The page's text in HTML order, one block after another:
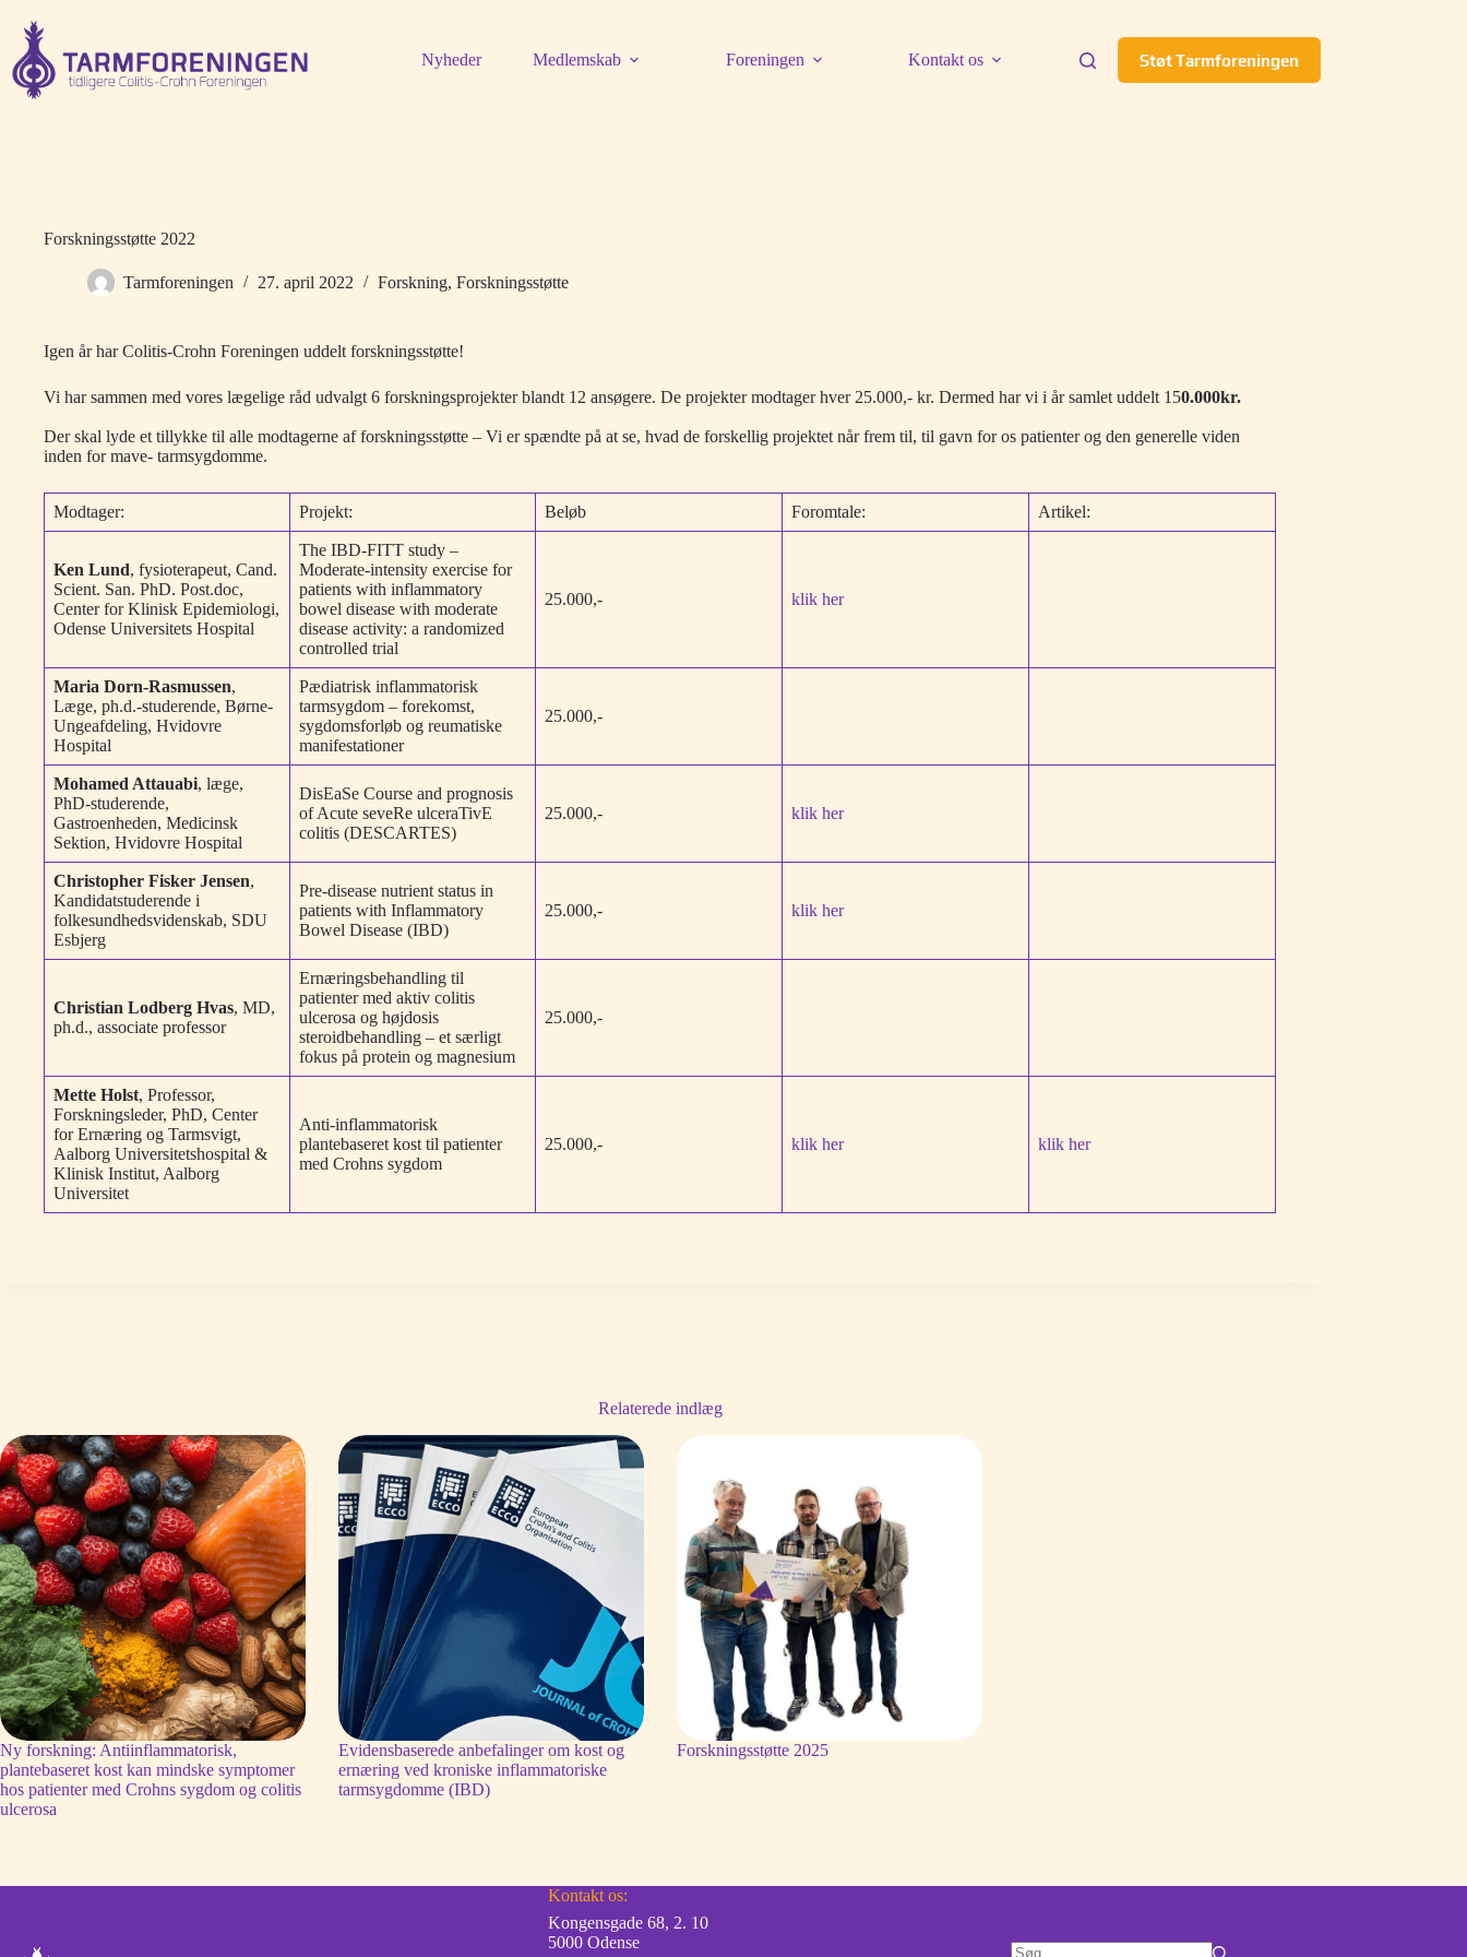
indhold
Nyheder Medlemskab Foreningen Kontakt os Støt Tarmforeningen
Forskningsstøtte 2022
Tarmforeningen 27. april 2022 Forskning, Forskningsstøtte
Igen år har Colitis-Crohn Foreningen uddelt forskningsstøtte!
Vi har sammen med vores lægelige råd udvalgt 6 forskningsprojekter blandt 12 ansøgere. De projekter modtager hver 25.000,- kr. Dermed har vi i år samlet uddelt 150.000kr.
Der skal lyde et tillykke til alle modtagerne af forskningsstøtte – Vi er spændte på at se, hvad de forskellig projektet når frem til, til gavn for os patienter og den generelle viden
inden for mave- tarmsygdomme.
Modtager: Projekt: Beløb Foromtale: Artikel:
Ken Lund, fysioterapeut, Cand.
Scient. San. PhD. Post.doc,
Center for Klinisk Epidemiologi,
Odense Universitets Hospital
The IBD-FITT study –
Moderate-intensity exercise for
patients with inflammatory
bowel disease with moderate
disease activity: a randomized
controlled trial
25.000,- klik her
Maria Dorn-Rasmussen,
Læge, ph.d.-studerende, Børne-
Ungeafdeling, Hvidovre
Hospital
Pædiatrisk inflammatorisk
tarmsygdom – forekomst,
sygdomsforløb og reumatiske
manifestationer
25.000,-
Mohamed Attauabi, læge,
PhD-studerende,
Gastroenheden, Medicinsk
Sektion, Hvidovre Hospital
DisEaSe Course and prognosis
of Acute seveRe ulceraTivE
colitis (DESCARTES)
25.000,- klik her
Christopher Fisker Jensen,
Kandidatstuderende i
folkesundhedsvidenskab, SDU
Esbjerg
Pre-disease nutrient status in
patients with Inflammatory
Bowel Disease (IBD)
25.000,- klik her
Christian Lodberg Hvas, MD,
ph.d., associate professor
Ernæringsbehandling til
patienter med aktiv colitis
ulcerosa og højdosis
steroidbehandling – et særligt
fokus på protein og magnesium
25.000,-
Mette Holst, Professor,
Forskningsleder, PhD, Center
for Ernæring og Tarmsvigt,
Aalborg Universitetshospital &
Klinisk Institut, Aalborg
Universitet
Anti-inflammatorisk
plantebaseret kost til patienter
med Crohns sygdom
25.000,- klik her klik her
Relaterede indlæg
Ny forskning: Antiinflammatorisk,
plantebaseret kost kan mindske symptomer
hos patienter med Crohns sygdom og colitis
ulcerosa
Evidensbaserede anbefalinger om kost og
ernæring ved kroniske inflammatoriske
tarmsygdomme (IBD)
Forskningsstøtte 2025
Kontakt os:
Kongensgade 68, 2. 10
5000 Odense